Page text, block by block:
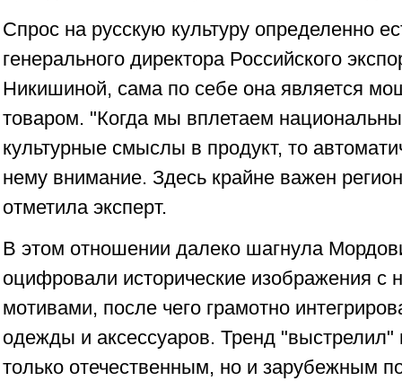
Спрос на русскую культуру определенно
генерального директора Российского
Никишиной, сама по себе она является
товаром. "Когда мы вплетаем
культурные смыслы в продукт, то
нему внимание. Здесь крайне важен
отметила эксперт.
В этом отношении далеко шагнула
оцифровали исторические изображения с
мотивами, после чего грамотно
одежды и аксессуаров. Тренд
только отечественным, но и зарубежным